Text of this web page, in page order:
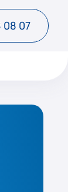
08 07